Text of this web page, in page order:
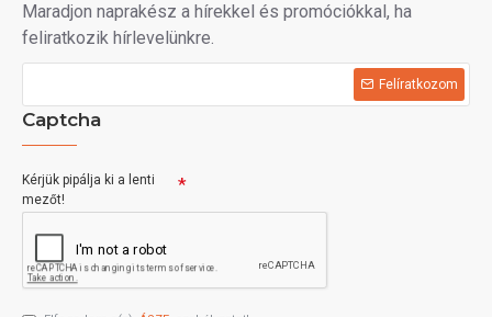
Maradjon naprakész a hírekkel és promóciókkal, ha
feliratkozik hírlevelünkre.
Felíratkozom
Captcha
Kérjük pipálja ki a lenti
mezőt!